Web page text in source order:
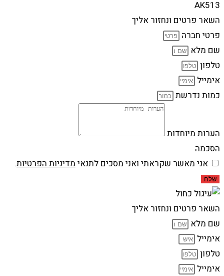
AK513
השאר פרטים ונחזור אליך
פרטי חברה
שם מלא
טלפון
אימייל
כמות נדרשת
הערות מיוחדות
הסכמה
אני מאשר שקראתי ואני מסכים לתנאי מדיניות הפרטיות.
שלח
השאר פרטים ונחזור אליך
שם מלא
אימייל
טלפון
אימייל